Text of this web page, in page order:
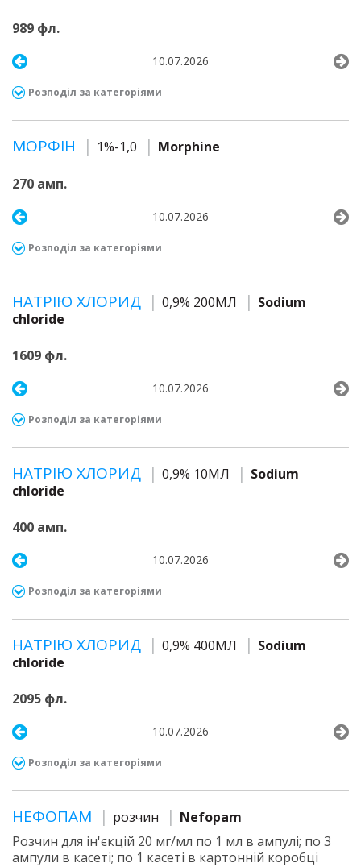
989 фл.
10.07.2026
Розподіл за категоріями
МОРФІН 1%-1,0 Morphine
270 амп.
10.07.2026
Розподіл за категоріями
НАТРІЮ ХЛОРИД 0,9% 200МЛ
Sodium
chloride
1609 фл.
10.07.2026
Розподіл за категоріями
НАТРІЮ ХЛОРИД 0,9% 10МЛ
Sodium
chloride
400 амп.
10.07.2026
Розподіл за категоріями
НАТРІЮ ХЛОРИД 0,9% 400МЛ
Sodium
chloride
2095 фл.
10.07.2026
Розподіл за категоріями
НЕФОПАМ розчин
Nefopam
Розчин для ін'єкцій 20 мг/мл по 1 мл в ампулі; по 3
ампули в касеті; по 1 касеті в картонній коробці